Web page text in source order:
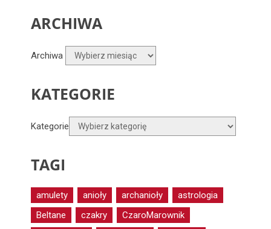
ARCHIWA
Archiwa
KATEGORIE
Kategorie
TAGI
amulety anioły archanioły
astrologia
Beltane
czakry
CzaroMarownik